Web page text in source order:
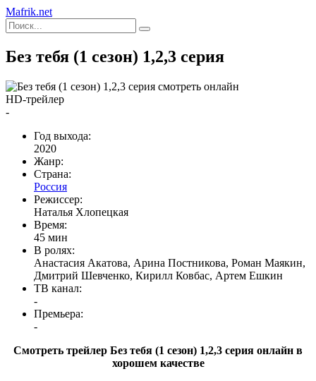
Mafrik.net
Без тебя (1 сезон) 1,2,3 серия
HD-трейлер
-
Год выхода:
2020
Жанр:
Страна:
Россия
Режиссер:
Наталья Хлопецкая
Время:
45 мин
В ролях:
Анастасия Акатова, Арина Постникова, Роман Маякин,
Дмитрий Шевченко, Кирилл Ковбас, Артем Ешкин
ТВ канал:
-
Премьера:
-
Смотреть трейлер Без тебя (1 сезон) 1,2,3 серия онлайн в
хорошем качестве